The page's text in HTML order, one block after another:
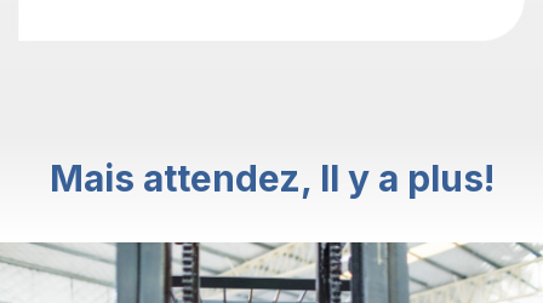
Mais attendez, Il y a plus!